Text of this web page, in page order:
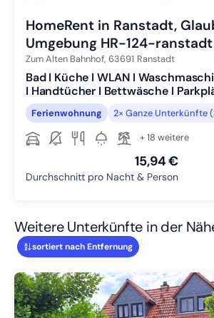
HomeRent in Ranstadt,
Umgebung HR-124-ranstadt
Zum Alten Bahnhof, 63691 Ranstadt
Bad I Küche I WLAN I
I Handtücher I Bettwäsche I
Ferienwohnung 2× Ganze Unterkünfte
+ 18 weitere
15,94 €
Durchschnitt pro Nacht & Person
Weitere Unterkünfte in der
sortiert nach Entfernung